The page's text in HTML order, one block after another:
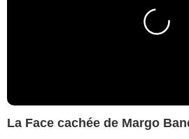
La Face cachée de Margo